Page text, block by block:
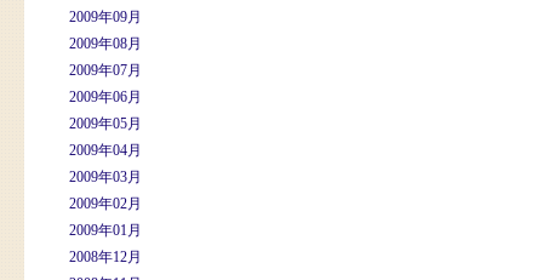
2009年09月
2009年08月
2009年07月
2009年06月
2009年05月
2009年04月
2009年03月
2009年02月
2009年01月
2008年12月